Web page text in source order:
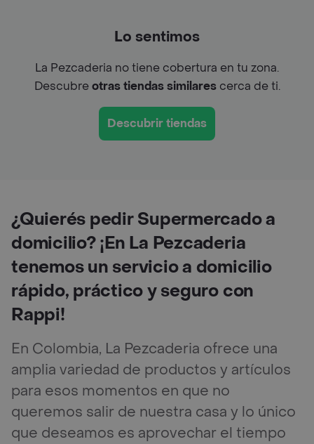
Lo sentimos
La Pezcaderia no tiene cobertura en tu zona.
Descubreotras tiendas similarescerca de ti.
Descubrir tiendas
¿Quierés pedir Supermercado a
domicilio? ¡En La Pezcaderia
tenemos un servicio a domicilio
rápido, práctico y seguro con
Rappi!
En Colombia, La Pezcaderia ofrece una
amplia variedad de productos y artículos
para esos momentos en que no
queremos salir de nuestra casa y lo único
que deseamos es aprovechar el tiempo